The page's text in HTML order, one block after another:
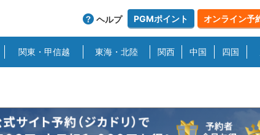
ヘルプ PGMポイント オンライン予
関東・甲信越 東海・北陸 関西 中国 四国